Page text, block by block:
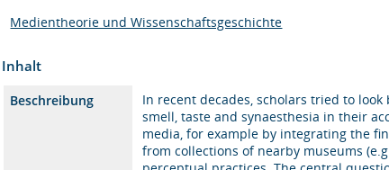
Medientheorie und Wissenschaftsgeschichte
Inhalt
Beschreibung
In recent decades, scholars tried to
smell, taste and synaesthesia in their
media, for example by integrating the
from collections of nearby museums